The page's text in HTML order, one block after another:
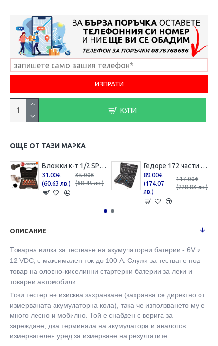
КУПИ
ОЩЕ ОТ ТАЗИ МАРКА
Вложки к-т 1/2 SPLINE 12-стенни Forsage F-4194-9
31.00€
(60.63 лв.)
35.00€
(68.45 лв.)
Гедоре 172 части FORSAGE
89.00€
(174.07
лв.)
117.00€
(228.83 лв.)
ОПИСАНИЕ
Tоварна вилка за тестване на акумулаторни батерии - 6V и
12 VDC, с максимален ток до 100 A. Служи за тестване под
товар на оловно-киселинни стартерни батерии за леки и
товарни автомобили.
Този тестер не изисква захранване (захранва се директно от
измерваната акумулаторна кола), така че използването му е
много лесно и мобилно. Той е снабден с верига за
зареждане, два терминала на акумулатора и аналогов
измервателен уред за измерване на резултатите.